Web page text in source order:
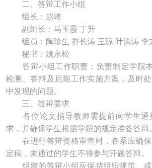
二、答辩工作小组
组长：赵峰
副组长：马玉霞 丁升
组员：陶珍生 乔长涛 王琼 叶洪涛 李
秘书：姚永松
答辩小组工作职责：负责制定学院
检测、答辩及后期工作实施方案，及时
中发现的问题。
三、答辩要求
各位论文指导教师需提前向学生通
求，并确保学生根据学院的规定准备答辩
在进行答辩资格审查时，各系应确保
定稿，未通过的学生不得参与开题答辩。
组建的答辩小组应保持组织规范、成